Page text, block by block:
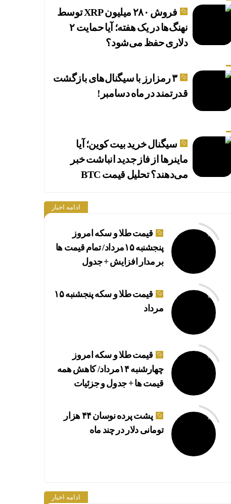
فروش ۲۸۰ میلیون XRP توسط
نهنگ‌ها در یک هفته؛ آیا حمایت ۲
دلاری حفظ می‌شود؟
۳ رمزارز با سیگنال‌های بازگشت
قدرتمند در ماه دسامبر!
سیگنال خرید بیت کوین؛ آیا
ماینرها از فاز جدید انباشت خبر
می‌دهند؟ تحلیل قیمت BTC
ادامه اخبار
قیمت طلا و سکه امروز
پنجشنبه ۱۵مرداد/ تمام قیمت ها
بر مدار افزایش + جدول
قیمت طلا و سکه پنجشنبه ۱۵
مرداد
قیمت طلا و سکه امروز
چهارشنبه ۱۴مرداد/ کاهش همه
قیمت ها + جدول و جزئیات
پشت پرده نوسان ۴۴ هزار
تومانی دلار در چند ماه
ادامه اخبار